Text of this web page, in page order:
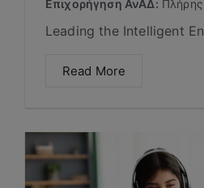
Επιχορήγηση ΑνΑΔ:
Leading the Intelligent
Read More